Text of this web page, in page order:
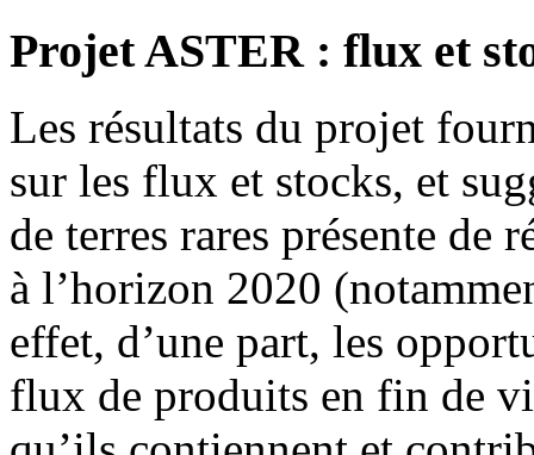
Projet ASTER : flux et
Les résultats du projet
sur les flux et stocks, et
de terres rares présente de
à l’horizon 2020
effet, d’une part, les
flux de produits en fin de